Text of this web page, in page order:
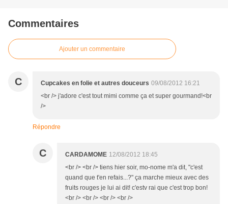
Commentaires
Ajouter un commentaire
C Cupcakes en folie et autres douceurs 09/08/2012 16:21
<br /> j'adore c'est tout mimi comme ça et super gourmand!<br
/>
Répondre
C CARDAMOME 12/08/2012 18:45
<br /> <br /> tiens hier soir, mo-nome m'a dit, "c'est
quand que t'en refais...?" ça marche mieux avec des
fruits rouges je lui ai dit! c'estv rai que c'est trop bon!
<br /> <br /> <br /> <br />